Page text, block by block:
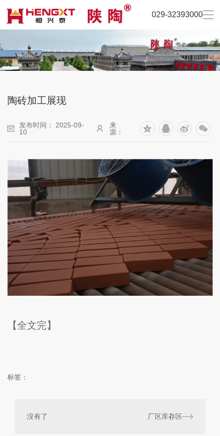
029-32393000
陶砖加工展现
发布时间： 2025-09-
10
来
源：
【全文完】
标签：
没有了 厂区库存区